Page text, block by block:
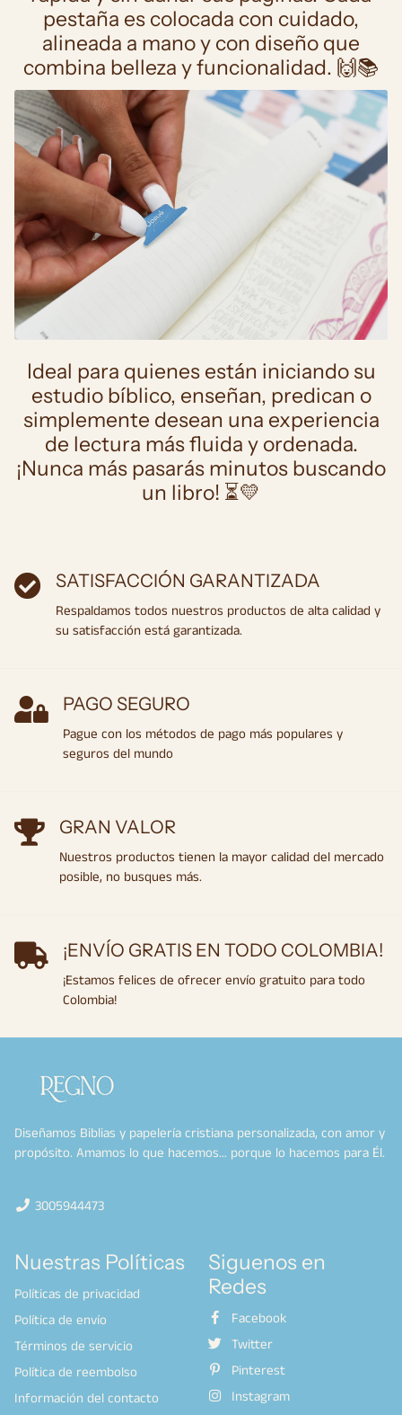
pestaña es colocada con cuidado,
alineada a mano y con diseño que
combina belleza y funcionalidad. 🙌📚
Ideal para quienes están iniciando su
estudio bíblico, enseñan, predican o
simplemente desean una experiencia
de lectura más fluida y ordenada.
¡Nunca más pasarás minutos buscando
un libro! ⏳💛
SATISFACCIÓN GARANTIZADA
Respaldamos todos nuestros productos de alta calidad y
su satisfacción está garantizada.
PAGO SEGURO
Pague con los métodos de pago más populares y
seguros del mundo
GRAN VALOR
Nuestros productos tienen la mayor calidad del mercado
posible, no busques más.
¡ENVÍO GRATIS EN TODO COLOMBIA!
¡Estamos felices de ofrecer envío gratuito para todo
Colombia!
Diseñamos Biblias y papelería cristiana personalizada, con amor y
propósito. Amamos lo que hacemos… porque lo hacemos para Él.
3005944473
Nuestras Políticas
Políticas de privacidad
Política de envío
Términos de servicio
Política de reembolso
Información del contacto
Siguenos en
Redes
Facebook
Twitter
Pinterest
Instagram